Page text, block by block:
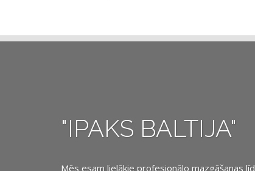
"IPAKS BALTIJA"
Mēs esam lielākie profesionālo mazgāšanas